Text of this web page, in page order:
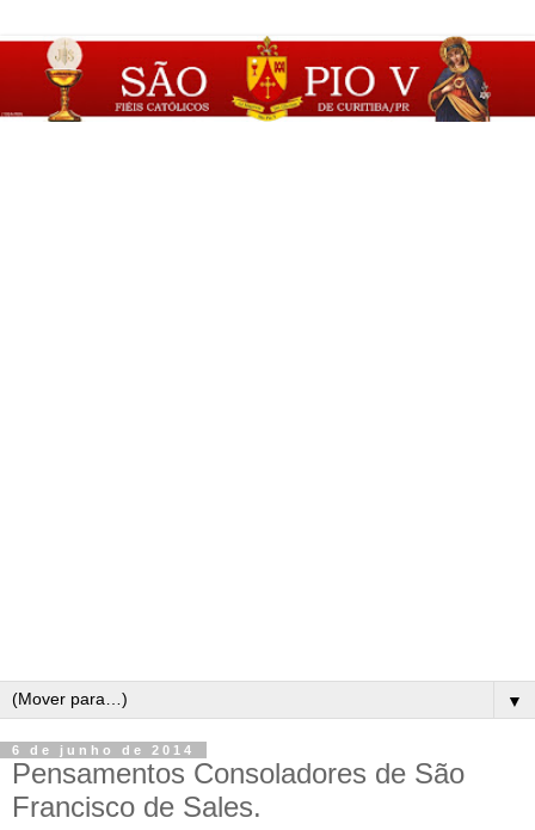
▼
6 de junho de 2014
Pensamentos Consoladores de São
Francisco de Sales.